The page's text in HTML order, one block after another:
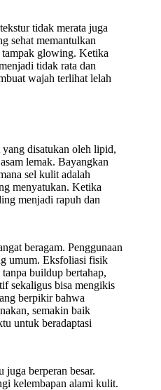
tidak merata juga
sehat memantulkan
tampak glowing. Ketika
tidak rata dan
wajah terlihat lelah
disatukan oleh lipid,
lemak. Bayangkan
sel kulit adalah
menyatukan. Ketika
menjadi rapuh dan
beragam. Penggunaan
umum. Eksfoliasi fisik
buildup bertahap,
sekaligus bisa mengikis
berpikir bahwa
semakin baik
untuk beradaptasi
juga berperan besar.
kelembapan alami kulit.